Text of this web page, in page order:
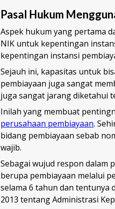
Pasal Hukum
Aspek hukum yang pertama
NIK untuk kepentingan
kepentingan instansi
Sejauh ini, kapasitas untuk
pembiayaan juga sangat
juga sangat jarang diketahui
Inilah yang membuat
perusahaan pembiayaan.
bidang pembiayaan sebab
wajib.
Sebagai wujud respon dalam
berupa pembiayaan melalui
selama 6 tahun dan tentunya
2013 tentang Administrasi